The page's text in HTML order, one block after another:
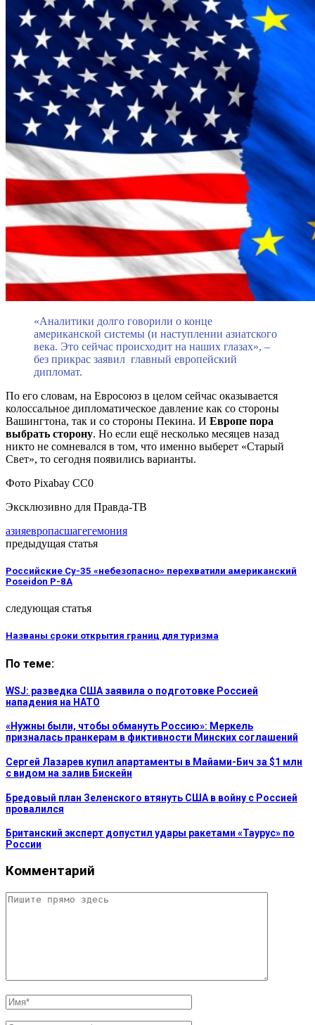
«Аналитики долго говорили о конце
американской системы (и наступлении азиатского
века. Это сейчас происходит на наших глазах», –
без прикрас заявил главный европейский
дипломат.
По его словам, на Евросоюз в целом сейчас оказывается
колоссальное дипломатическое давление как со стороны
Вашингтона, так и со стороны Пекина. И Европе пора
выбрать сторону. Но если ещё несколько месяцев назад
никто не сомневался в том, что именно выберет «Старый
Свет», то сегодня появились варианты.
Фото Pixabay CC0
Эксклюзивно для Правда-ТВ
азияевропасшагегемония
предыдущая статья
Российские Су-35 «небезопасно» перехватили американский
Poseidon P-8A
следующая статья
Названы сроки открытия границ для туризма
По теме:
WSJ: разведка США заявила о подготовке Россией
нападения на НАТО
«Нужны были, чтобы обмануть Россию»: Меркель
призналась пранкерам в фиктивности Минских соглашений
Сергей Лазарев купил апартаменты в Майами-Бич за $1 млн
с видом на залив Бискейн
Бредовый план Зеленского втянуть США в войну с Россией
провалился
Британский эксперт допустил удары ракетами «Таурус» по
России
Комментарий